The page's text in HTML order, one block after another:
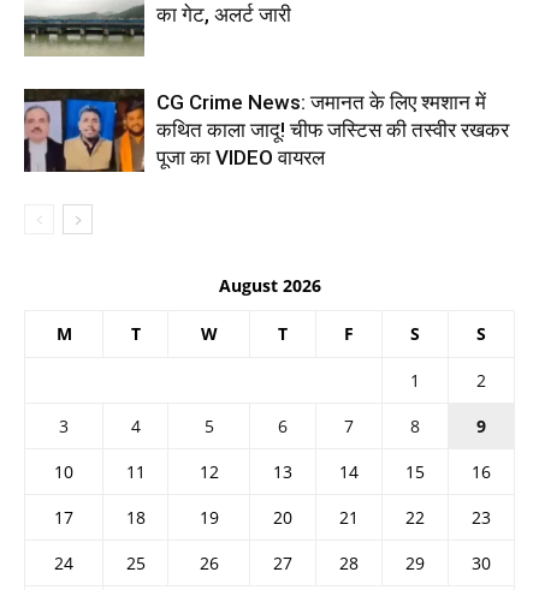
का गेट, अलर्ट जारी
CG Crime News: जमानत के लिए श्मशान में
कथित काला जादू! चीफ जस्टिस की तस्वीर रखकर
पूजा का VIDEO वायरल
August 2026
M T W T F S S
1
2
3
4 5 6 7 8
9
10
11 12 13 14 15
16
17
18 19 20 21 22
23
24
25 26 27 28 29
30